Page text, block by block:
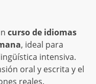
curso de idiomas
, ideal para
intensiva.
oral y escrita y el
reales.